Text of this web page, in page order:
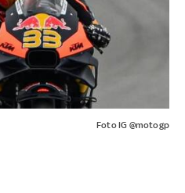
Foto IG @motogp